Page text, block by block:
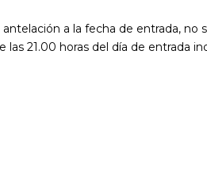
a la fecha de entrada,
21.00 horas del día de entrada